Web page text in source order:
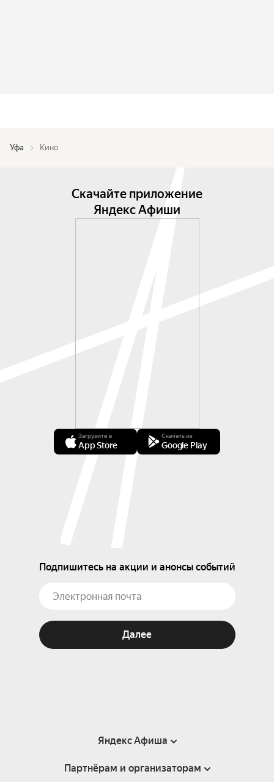
Уфа Кино
Скачайте приложение
Яндекс Афиши
Загрузите в
App Store
Скачать из
Google Play
Подпишитесь на акции и анонсы событий
Далее
Яндекс Афиша
Справка
Партнёрам и организаторам